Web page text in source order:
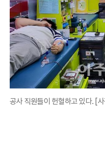
공사 직원들이 헌혈하고 있다. [